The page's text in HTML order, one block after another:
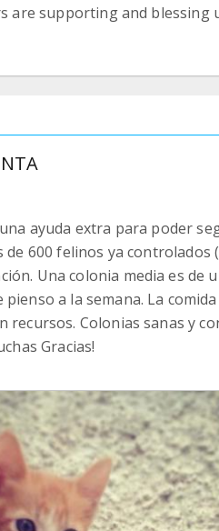
are supporting and
una ayuda extra para poder
600 felinos ya controlados
Una colonia media es de
a la semana. La
Colonias sanas y
Gracias!